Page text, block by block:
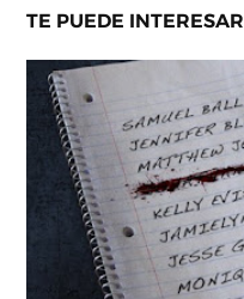
TE PUEDE INTERESAR